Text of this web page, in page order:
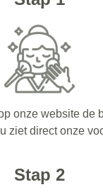
onze website de
ziet direct onze
Stap 2